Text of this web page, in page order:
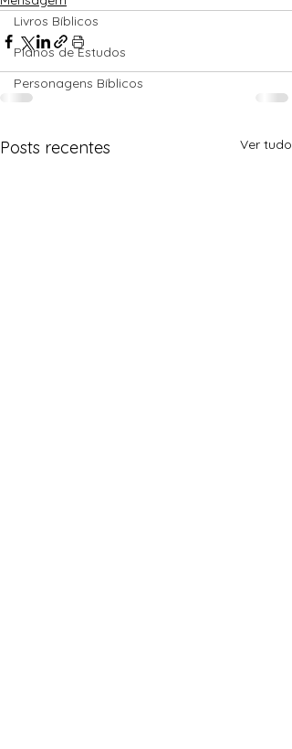
Livros Bíblicos
Planos de Estudos
Personagens Bíblicos
Posts recentes Ver tudo